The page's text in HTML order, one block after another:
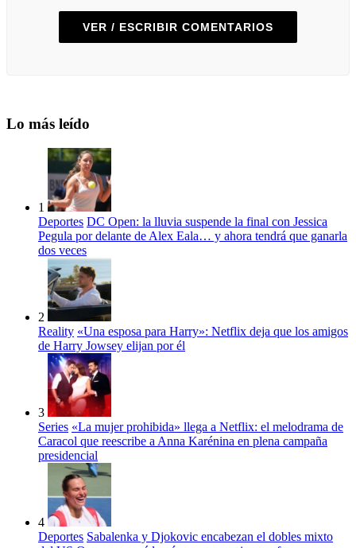
VER / ESCRIBIR COMENTARIOS
Lo más leído
1
Deportes DC Open: la lluvia suspende la final con Jessica
Pegula por delante de Alex Eala… y ahora tendrá que ganarla
dos veces
2
Reality «Una esposa para Harry»: Netflix deja que los amigos
de Harry Jowsey elijan por él
3
Series «La mujer prohibida» llega a Netflix: el melodrama de
Caracol que reescribe a Anna Karénina en plena campaña
presidencial
4
Deportes Sabalenka y Djokovic encabezan el dobles mixto